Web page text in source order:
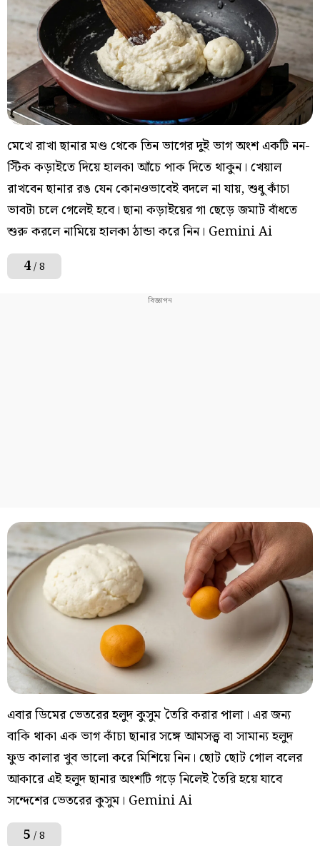
মেখে রাখা ছানার মণ্ড থেকে তিন ভাগের দুই ভাগ অংশ একটি নন-
স্টিক কড়াইতে দিয়ে হালকা আঁচে পাক দিতে থাকুন। খেয়াল
রাখবেন ছানার রঙ যেন কোনওভাবেই বদলে না যায়, শুধু কাঁচা
ভাবটা চলে গেলেই হবে। ছানা কড়াইয়ের গা ছেড়ে জমাট বাঁধতে
শুরু করলে নামিয়ে হালকা ঠান্ডা করে নিন। Gemini Ai
4/ 8
এবার ডিমের ভেতরের হলুদ কুসুম তৈরি করার পালা। এর জন্য
বাকি থাকা এক ভাগ কাঁচা ছানার সঙ্গে আমসত্ত্ব বা সামান্য হলুদ
ফুড কালার খুব ভালো করে মিশিয়ে নিন। ছোট ছোট গোল বলের
আকারে এই হলুদ ছানার অংশটি গড়ে নিলেই তৈরি হয়ে যাবে
সন্দেশের ভেতরের কুসুম। Gemini Ai
5 / 8